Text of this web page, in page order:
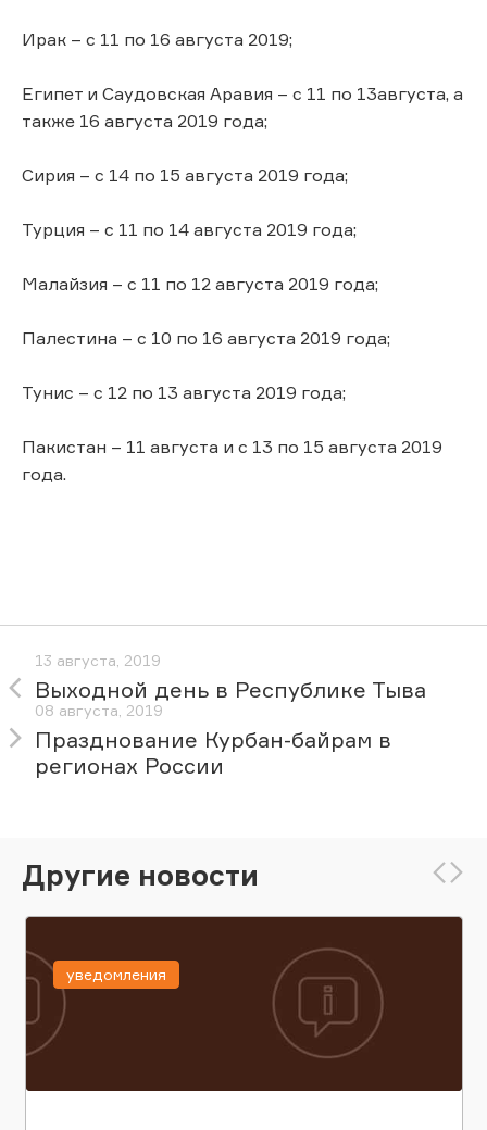
Ирак – с 11 по 16 августа 2019;
Египет и Саудовская Аравия – с 11 по 13августа, а
также 16 августа 2019 года;
Сирия – с 14 по 15 августа 2019 года;
Турция – с 11 по 14 августа 2019 года;
Малайзия – с 11 по 12 августа 2019 года;
Палестина – с 10 по 16 августа 2019 года;
Тунис – с 12 по 13 августа 2019 года;
Пакистан – 11 августа и с 13 по 15 августа 2019
года.
13 августа, 2019
Выходной день в Республике Тыва
08 августа, 2019
Празднование Курбан-байрам в
регионах России
Другие новости
уведомления